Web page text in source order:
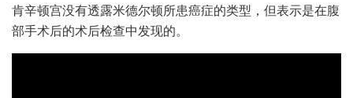
肯辛顿宫没有透露米德尔顿所患癌症的类型，但表示是在腹
部手术后的术后检查中发现的。